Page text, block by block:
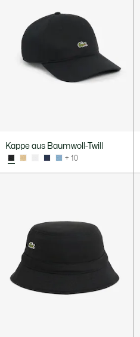
Kappe aus Baumwoll-Twill
+ 10